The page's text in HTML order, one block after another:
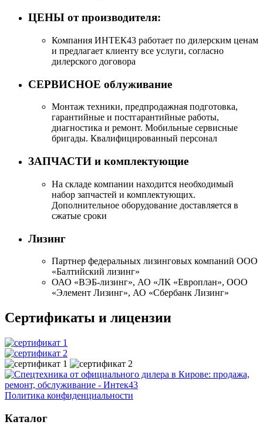
ЦЕНЫ от производителя:
Компания ИНТЕК43 работает по дилерским ценам
и предлагает клиенту все услуги, согласно
дилерского договора
СЕРВИСНОЕ облуживание
Монтаж техники, предпродажная подготовка,
гарантийные и постгарантийные работы,
диагностика и ремонт. Мобильные сервисные
бригады. Квалифицированный персонал
ЗАПЧАСТИ и комплектующие
На складе компании находится необходимый
набор запчастей и комплектующих.
Дополнительное оборудование доставляется в
сжатые сроки
Лизинг
Партнер федеральных лизинговых компаний ООО
«Балтийский лизинг»
ОАО «ВЭБ-лизинг», АО «ЛК «Европлан», ООО
«Элемент Лизинг», АО «Сбербанк Лизинг»
Сертификаты и лицензии
Политика конфиденциальности
Каталог